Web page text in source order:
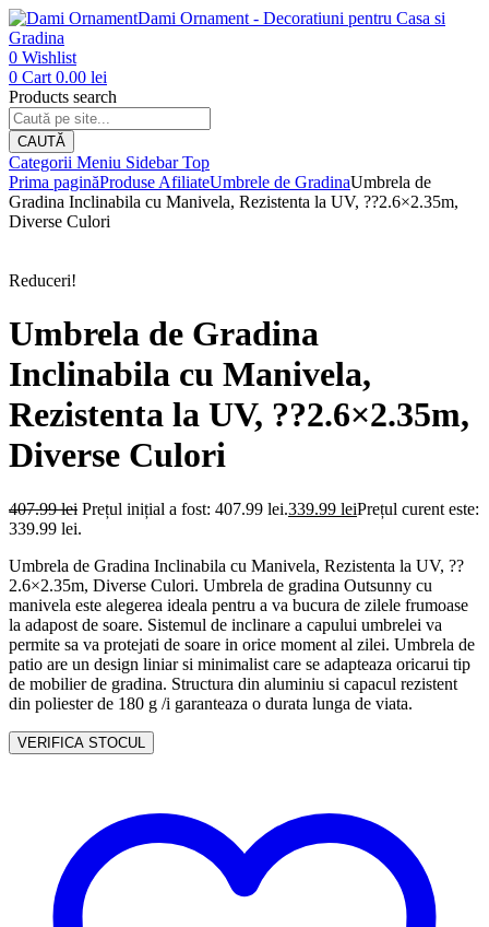
Dami Ornament - Decoratiuni pentru Casa si
Gradina
0 Wishlist
0 Cart 0.00 lei
Products search
CAUTĂ
Categorii Meniu Sidebar Top
Prima paginăProduse AfiliateUmbrele de GradinaUmbrela de
Gradina Inclinabila cu Manivela, Rezistenta la UV, ??2.6×2.35m,
Diverse Culori
Reduceri!
Umbrela de Gradina
Inclinabila cu Manivela,
Rezistenta la UV, ??2.6×2.35m,
Diverse Culori
407.99lei Prețul inițial a fost: 407.99 lei.339.99 leiPrețul curent este:
339.99 lei.
Umbrela de Gradina Inclinabila cu Manivela, Rezistenta la UV, ??
2.6×2.35m, Diverse Culori. Umbrela de gradina Outsunny cu
manivela este alegerea ideala pentru a va bucura de zilele frumoase
la adapost de soare. Sistemul de inclinare a capului umbrelei va
permite sa va protejati de soare in orice moment al zilei. Umbrela de
patio are un design liniar si minimalist care se adapteaza oricarui tip
de mobilier de gradina. Structura din aluminiu si capacul rezistent
din poliester de 180 g /i­ garanteaza o durata lunga de viata.
VERIFICA STOCUL